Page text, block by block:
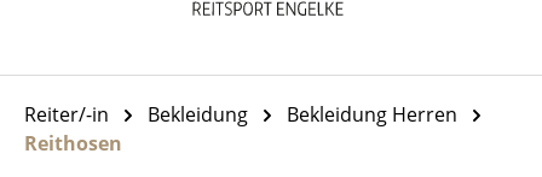
Reiter/-in Bekleidung
Bekleidung Herren
Reithosen